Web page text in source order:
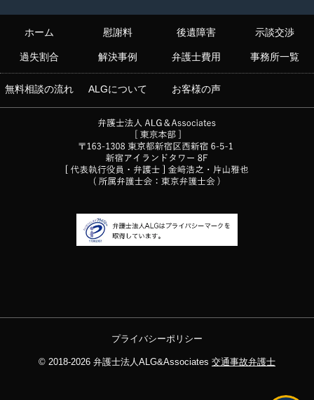
ホーム 慰謝料 後遺障害 示談交渉
過失割合 解決事例 弁護士費用 事務所一覧
無料相談の流れ ALGについて お客様の声
プライバシーポリシー
© 2018-2026 弁護士法人ALG&Associates 交通事故弁護士